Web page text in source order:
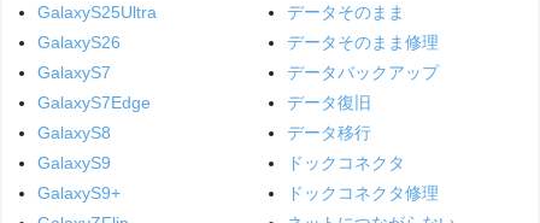
GalaxyS25Ultra
GalaxyS26
GalaxyS7
GalaxyS7Edge
GalaxyS8
GalaxyS9
GalaxyS9+
データそのまま
データそのまま修理
データバックアップ
データ復旧
データ移行
ドックコネクタ
ドックコネクタ修理